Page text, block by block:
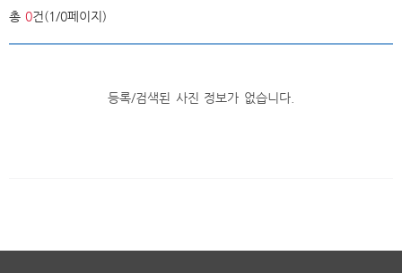
총0건(1/0페이지)
등록/검색된 사진 정보가 없습니다.